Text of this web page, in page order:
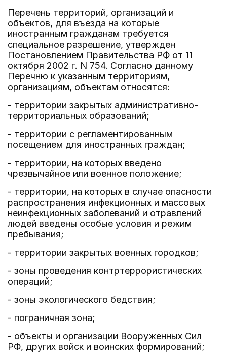
Перечень территорий, организаций и
объектов, для въезда на которые
иностранным гражданам требуется
специальное разрешение, утвержден
Постановлением Правительства РФ от 11
октября 2002 г. N 754. Согласно данному
Перечню к указанным территориям,
организациям, объектам относятся:
- территории закрытых административно-
территориальных образований;
- территории с регламентированным
посещением для иностранных граждан;
- территории, на которых введено
чрезвычайное или военное положение;
- территории, на которых в случае опасности
распространения инфекционных и массовых
неинфекционных заболеваний и отравлений
людей введены особые условия и режим
пребывания;
- территории закрытых военных городков;
- зоны проведения контртеррористических
операций;
- зоны экологического бедствия;
- пограничная зона;
- объекты и организации Вооруженных Сил
РФ, других войск и воинских формирований;